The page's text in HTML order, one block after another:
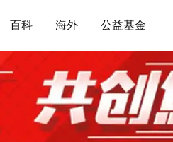
百科 海外 公益基金